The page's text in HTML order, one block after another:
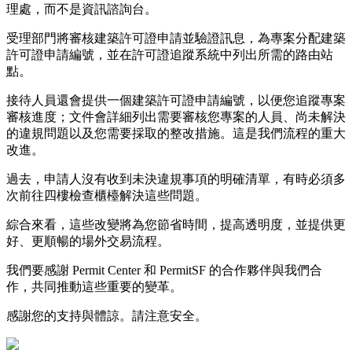
理處，而不是資訊諮詢台。
受理部門將審核建築許可證申請並驗證訊息，為專案分配建築
許可證申請編號，並在許可證追蹤系統中列出所需的路由站
點。
接待人員還會提供一個建築許可證申請編號，以便您追蹤專案
審核進度；文件會詳細列出需要審核您專案的人員、尚未解決
的違規問題以及您需要採取的整改措施。這是我們流程的重大
改進。
過去，申請人沒有收到未決違規事項的明確清單，有時必須多
次前往四樓檢查櫃檯解決這些問題。
綜合來看，這些改變將為您節省時間，提高透明度，並提供更
好、更順暢的場外交易流程。
我們要感謝 Permit Center 和 PermitSF 的合作夥伴與我們合
作，共同推動這些重要的變革。
感謝您的支持與體諒。請注意安全。